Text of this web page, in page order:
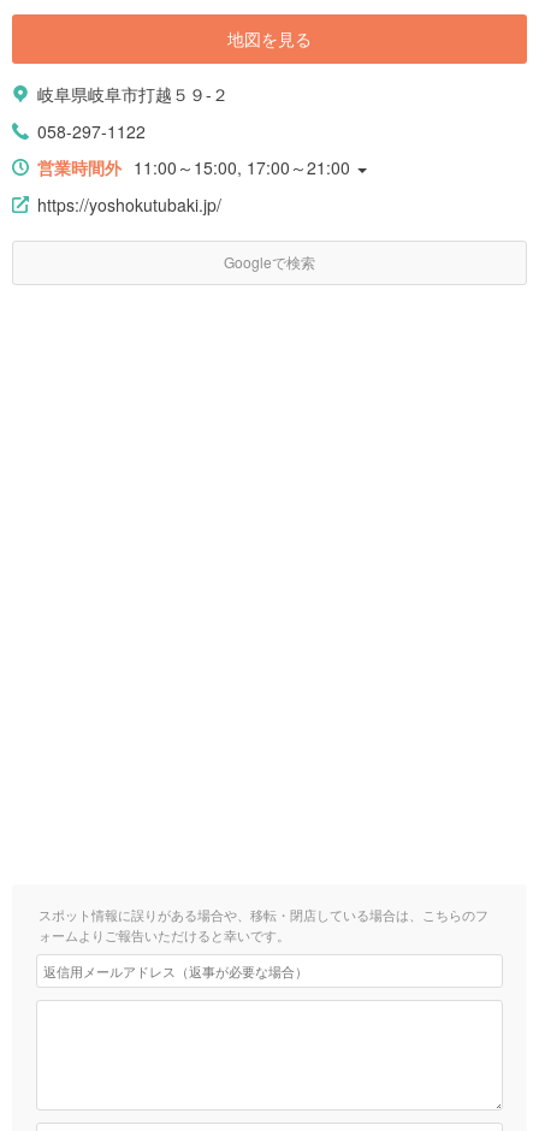
地図を見る
岐阜県岐阜市打越５９-２
058-297-1122
営業時間外 11:00～15:00, 17:00～21:00
https://yoshokutubaki.jp/
Googleで検索
スポット情報に誤りがある場合や、移転・閉店している場合は、こちらのフ
ォームよりご報告いただけると幸いです。